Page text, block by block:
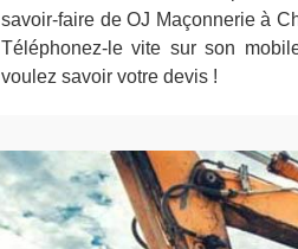
savoir-faire de OJ Maçonnerie à
Téléphonez-le vite sur son
voulez savoir votre devis !